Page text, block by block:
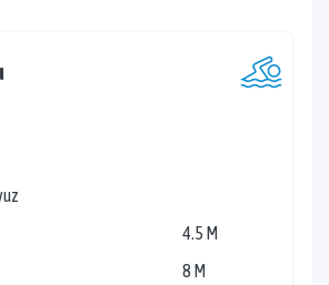
4.5 M
8 M